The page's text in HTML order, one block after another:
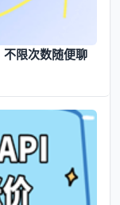
限次数随便聊